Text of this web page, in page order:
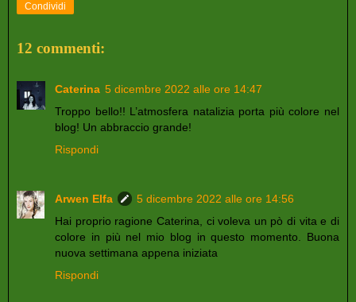
Condividi
12 commenti:
Caterina 5 dicembre 2022 alle ore 14:47
Troppo bello!! L’atmosfera natalizia porta più colore nel
blog! Un abbraccio grande!
Rispondi
Arwen Elfa
5 dicembre 2022 alle ore 14:56
Hai proprio ragione Caterina, ci voleva un pò di vita e di
colore in più nel mio blog in questo momento. Buona
nuova settimana appena iniziata
Rispondi